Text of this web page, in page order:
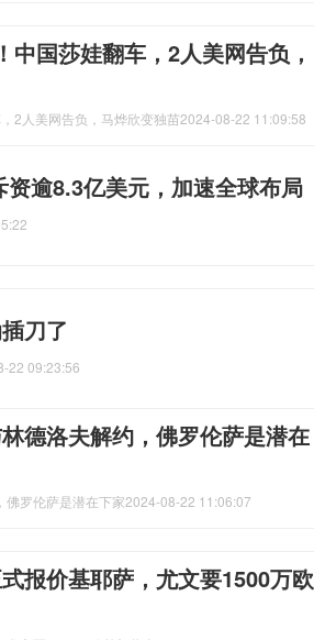
中国莎娃翻车，2人美网告负，
2人美网告负，马烨欣变独苗2024-08-22 11:09:58
逾8.3亿美元，加速全球布局
刀了
22 09:23:56
德洛夫解约，佛罗伦萨是潜在
佛罗伦萨是潜在下家2024-08-22 11:06:07
报价基耶萨，尤文要1500万欧